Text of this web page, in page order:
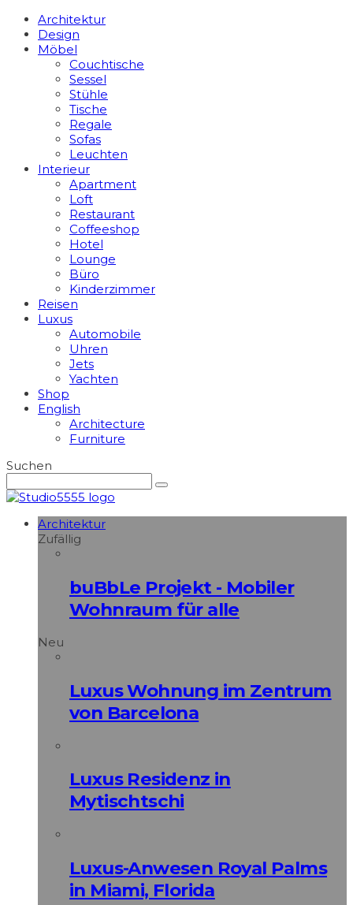
Architektur
Design
Möbel
Couchtische
Sessel
Stühle
Tische
Regale
Sofas
Leuchten
Interieur
Apart­ment
Loft
Restaurant
Coffeeshop
Hotel
Lounge
Büro
Kinderzimmer
Reisen
Luxus
Automobile
Uhren
Jets
Yachten
Shop
English
Architecture
Furniture
Suchen
Architektur
Zufällig
buBbLe Projekt - Mobiler
Wohnraum für alle
Neu
Luxus Wohnung im Zentrum
von Barcelona
Luxus Residenz in
Mytischtschi
Luxus-Anwesen Royal Palms
in Miami, Florida